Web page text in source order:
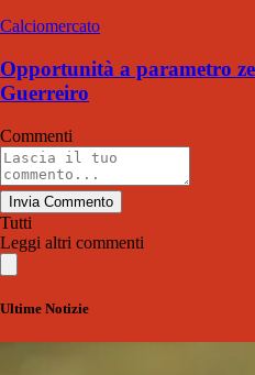
Calciomercato
Opportunità a parametro
Guerreiro
Commenti
Invia Commento
Tutti
Leggi altri commenti
Ultime Notizie